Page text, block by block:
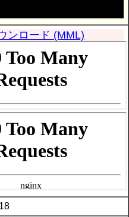
ンロード (MML)